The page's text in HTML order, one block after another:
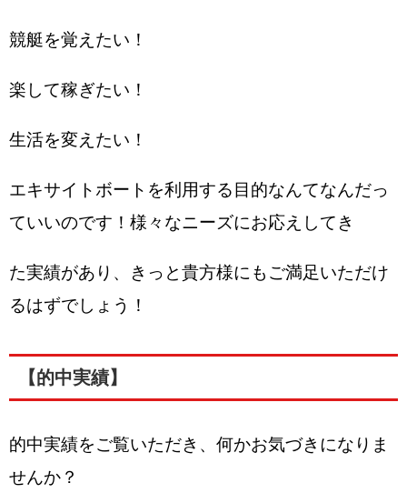
競艇を覚えたい！
楽して稼ぎたい！
生活を変えたい！
エキサイトボートを利用する目的なんてなんだっ
ていいのです！様々なニーズにお応えしてき
た実績があり、きっと貴方様にもご満足いただけ
るはずでしょう！
【的中実績】
的中実績をご覧いただき、何かお気づきになりま
せんか？